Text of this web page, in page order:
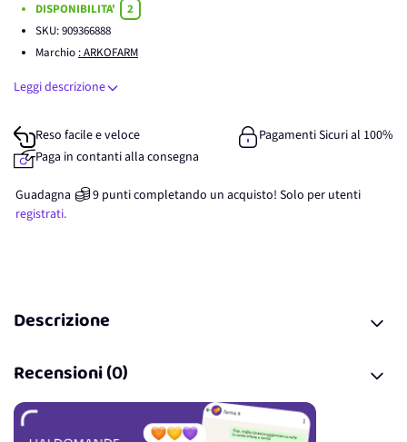
DISPONIBILITA'
2
SKU:909366888
Marchio : ARKOFARM
Leggi descrizione
Reso facile e veloce
Pagamenti Sicuri al 100%
Paga in contanti alla consegna
Guadagna 9 punticompletando un acquisto! Solo per utenti
registrati.
Descrizione
Recensioni (0)